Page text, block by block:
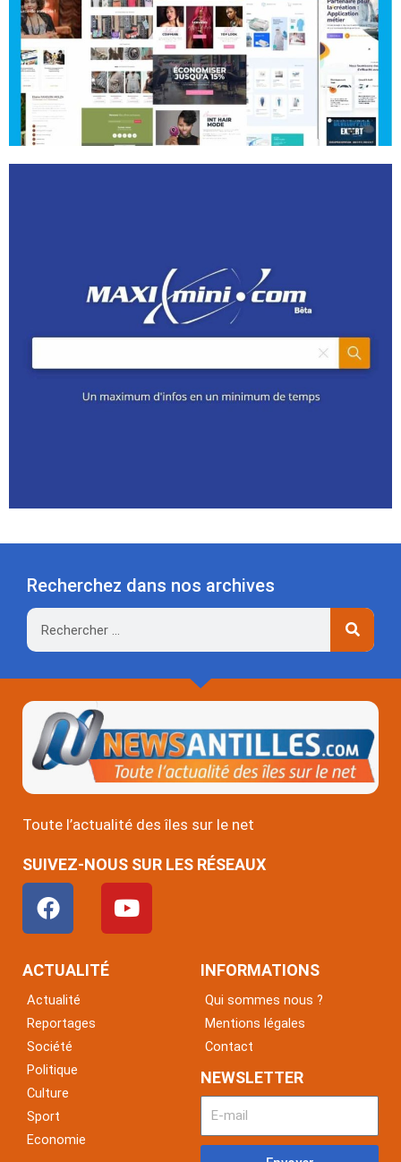
Recherchez dans nos archives
Rechercher
Toute l’actualité des îles sur le net
SUIVEZ-NOUS SUR LES RÉSEAUX
F
a
c
e
o
o
k
Y
o
u
ACTUALITÉ
Actualité
Reportages
Société
Politique
Culture
Sport
Economie
INFORMATIONS
Qui sommes nous ?
Mentions légales
Contact
NEWSLETTER